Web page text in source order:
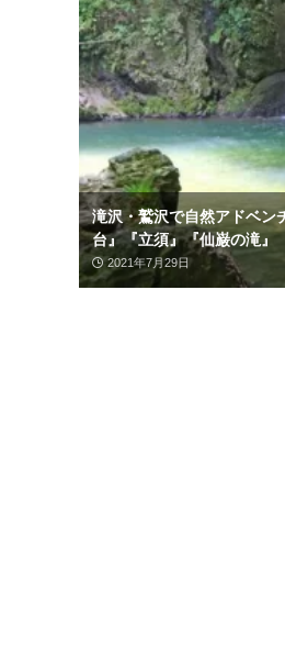
滝沢・鷲沢で自然アドベン
台』『立須』『仙巌の滝』
2021年7月29日